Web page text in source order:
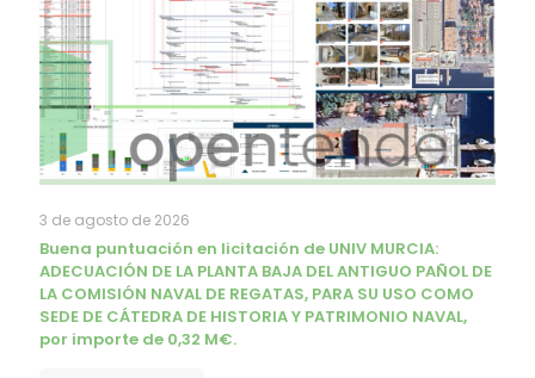
3 de agosto de 2026
Buena puntuación en licitación de UNIV MURCIA:
ADECUACIÓN DE LA PLANTA BAJA DEL ANTIGUO PAÑOL DE
LA COMISIÓN NAVAL DE REGATAS, PARA SU USO COMO
SEDE DE CÁTEDRA DE HISTORIA Y PATRIMONIO NAVAL,
por importe de 0,32 M€.